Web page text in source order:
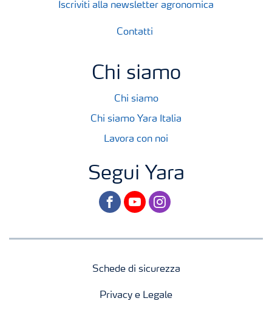
Iscriviti alla newsletter agronomica
Contatti
Chi siamo
Chi siamo
Chi siamo Yara Italia
Lavora con noi
Segui Yara
facebookyoutubeinstagram
Schede di sicurezza
Privacy e Legale